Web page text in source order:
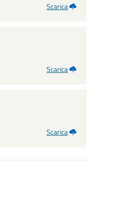
Scarica
Scarica
Scarica